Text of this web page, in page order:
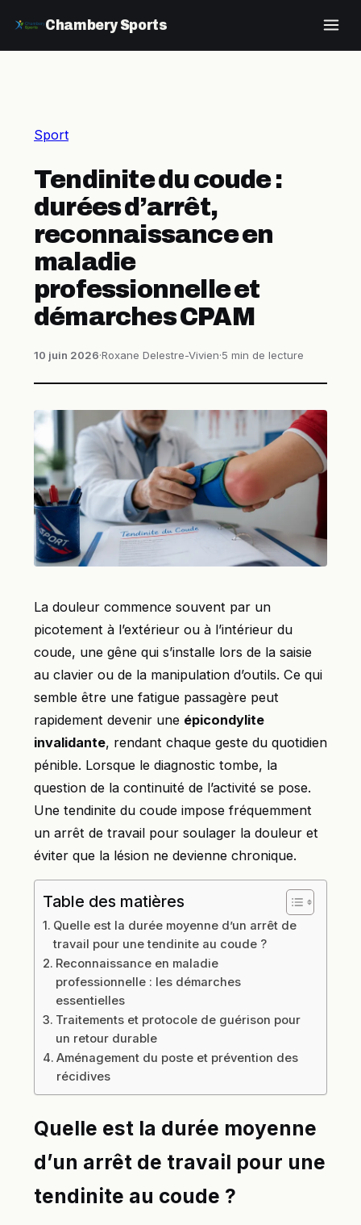
Chambery Sports
Sport
Tendinite du coude :
durées d’arrêt,
reconnaissance en
maladie
professionnelle et
démarches CPAM
10 juin 2026·Roxane Delestre-Vivien·5 min de lecture
La douleur commence souvent par un
picotement à l’extérieur ou à l’intérieur du
coude, une gêne qui s’installe lors de la saisie
au clavier ou de la manipulation d’outils. Ce qui
semble être une fatigue passagère peut
rapidement devenir une épicondylite
invalidante, rendant chaque geste du quotidien
pénible. Lorsque le diagnostic tombe, la
question de la continuité de l’activité se pose.
Une tendinite du coude impose fréquemment
un arrêt de travail pour soulager la douleur et
éviter que la lésion ne devienne chronique.
Table des matières
Quelle est la durée moyenne d’un arrêt de
travail pour une tendinite au coude ?
Reconnaissance en maladie
professionnelle : les démarches
essentielles
Traitements et protocole de guérison pour
un retour durable
Aménagement du poste et prévention des
récidives
Quelle est la durée moyenne
d’un arrêt de travail pour une
tendinite au coude ?